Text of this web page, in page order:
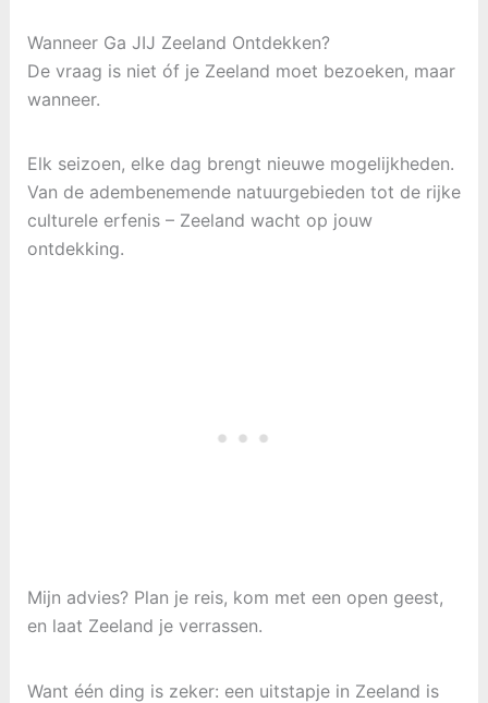
Wanneer Ga JIJ Zeeland Ontdekken?
De vraag is niet óf je Zeeland moet bezoeken, maar
wanneer.
Elk seizoen, elke dag brengt nieuwe mogelijkheden.
Van de adembenemende natuurgebieden tot de rijke
culturele erfenis – Zeeland wacht op jouw
ontdekking.
Mijn advies? Plan je reis, kom met een open geest,
en laat Zeeland je verrassen.
Want één ding is zeker: een uitstapje in Zeeland is